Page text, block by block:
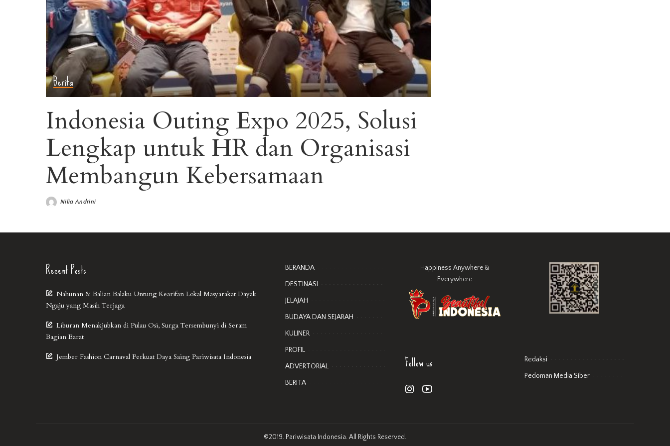
Berita
Indonesia Outing Expo 2025, Solusi
Lengkap untuk HR dan Organisasi
Membangun Kebersamaan
Nilia Andrini
Recent Posts
Nahunan & Balian Balaku Untung Kearifan Lokal Masyarakat Dayak
Ngaju yang Masih Terjaga
Liburan Menakjubkan di Pulau Osi, Surga Tersembunyi di Seram
Bagian Barat
Jember Fashion Carnaval Perkuat Daya Saing Pariwisata Indonesia
BERANDA
DESTINASI
JELAJAH
BUDAYA DAN SEJARAH
KULINER
PROFIL
ADVERTORIAL
BERITA
Happiness Anywhere &
Everywhere
Follow us Redaksi
Pedoman Media Siber
©2019. Pariwisata Indonesia. All Rights Reserved.